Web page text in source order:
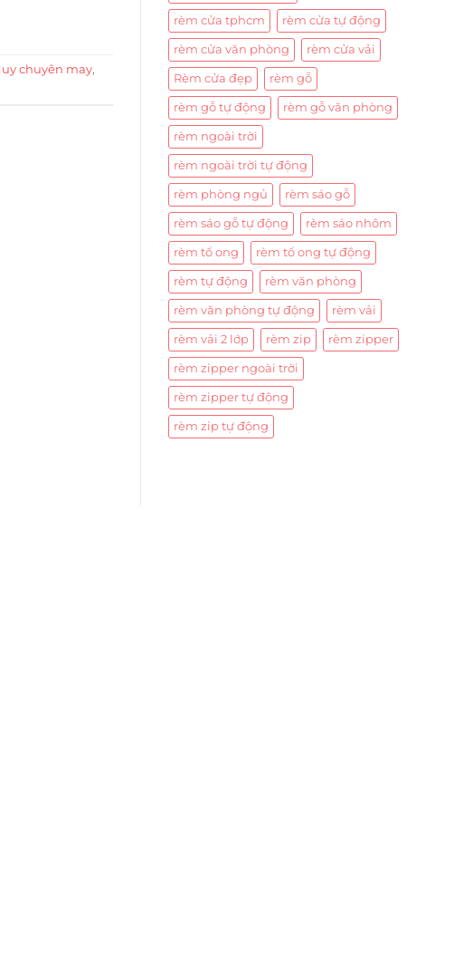
chuyên may,
rèm cửa tphcm rèm cửa tự động
rèm cửa văn phòng rèm cửa vải
Rèm cửa đẹp rèm gỗ
rèm gỗ tự động rèm gỗ văn phòng
rèm ngoài trời
rèm ngoài trời tự động
rèm phòng ngủ rèm sáo gỗ
rèm sáo gỗ tự động rèm sáo nhôm
rèm tổ ong rèm tổ ong tự động
rèm tự động rèm văn phòng
rèm văn phòng tự động rèm vải
rèm vải 2 lớp rèm zip rèm zipper
rèm zipper ngoài trời
rèm zipper tự động
rèm zip tự động